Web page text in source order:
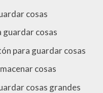
cosas
guardar cosas
para guardar cosas
cosas
cosas grandes